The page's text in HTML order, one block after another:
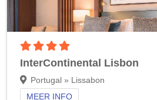
InterContinental Lisbon
Portugal » Lissabon
MEER INFO